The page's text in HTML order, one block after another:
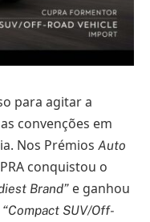
para agitar a
convenções em
Nos Prémios Auto
conquistou o
Brand” e ganhou
“Compact SUV/Off-